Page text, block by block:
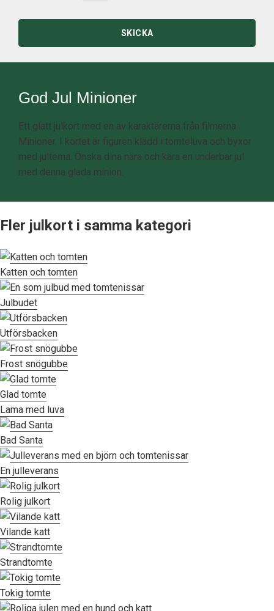
SKICKA
God Jul Minioner
Ett glatt julkort med en av karaktärerna från filmerna
Minioner. I kortet är figuren klädd i tomteluva och byxor
med jultema. Önska dina nära och kära en underbar jul
med denna glada minion.
Fler julkort i samma kategori
Katten och tomten
Julbudet
Utförsbacken
Frost snögubbe
Glad tomte
Lama med luva
Bad Santa
En julleverans
Rolig julkort
Vilande katt
Strandtomte
Tokig tomte